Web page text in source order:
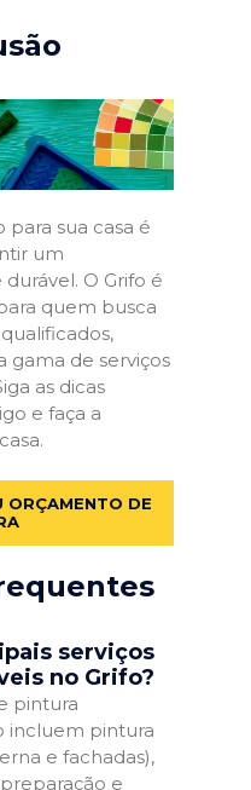
sua casa é
um
O Grifo é
quem busca
de serviços
as dicas
e faça a
ORÇAMENTO DE
serviços
no Grifo?
pintura
incluem pintura
e fachadas),
e